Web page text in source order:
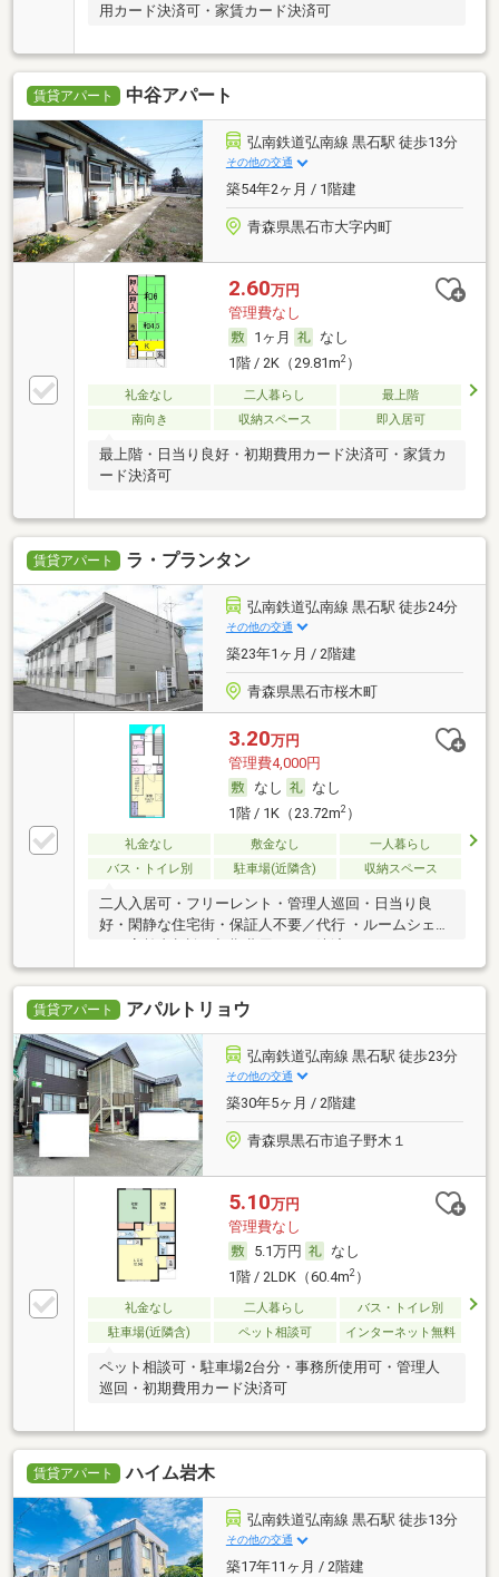
用カード決済可・家賃カード決済可
賃貸アパート 中谷アパート
弘南鉄道弘南線 黒石駅 徒歩13分
その他の交通
築54年2ヶ月 / 1階建
青森県黒石市大字内町
2.60万円
管理費なし
1ヶ月
なし
1階 / 2K（29.81m2）
礼金なし 二人暮らし
最上階
南向き
収納スペース 即入居可
最上階・日当り良好・初期費用カード決済可・家賃カ
ード決済可
賃貸アパート ラ・プランタン
弘南鉄道弘南線 黒石駅 徒歩24分
その他の交通
築23年1ヶ月 / 2階建
青森県黒石市桜木町
3.20万円
管理費4,000円
なし
なし
1階 / 1K（23.72m2）
礼金なし 敷金なし
一人暮らし
バス・トイレ別
駐車場(近隣含) 収納スペース
二人入居可・フリーレント・管理人巡回・日当り良
好・閑静な住宅街・保証人不要／代行 ・ルームシェア
賃貸アパート アパルトリョウ
弘南鉄道弘南線 黒石駅 徒歩23分
その他の交通
築30年5ヶ月 / 2階建
青森県黒石市追子野木１
5.10万円
管理費なし
5.1万円
なし
1階 / 2LDK（60.4m2）
礼金なし 二人暮らし
バス・トイレ別
駐車場(近隣含)
ペット相談可 インターネット無料
ペット相談可・駐車場2台分・事務所使用可・管理人
巡回・初期費用カード決済可
賃貸アパート ハイム岩木
弘南鉄道弘南線 黒石駅 徒歩13分
その他の交通
築17年11ヶ月 / 2階建